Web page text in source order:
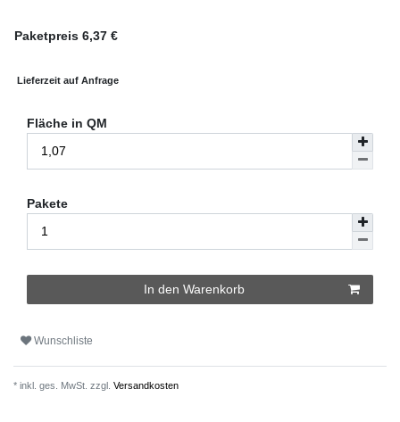
Paketpreis 6,37 €
Lieferzeit auf Anfrage
Fläche in QM
Pakete
In den Warenkorb
Wunschliste
* inkl. ges. MwSt. zzgl. Versandkosten